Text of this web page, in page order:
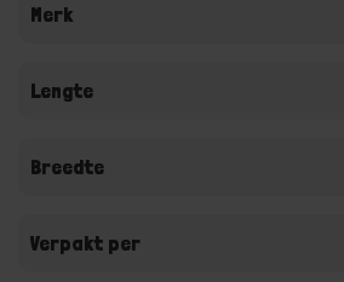
Merk
Lengte
Breedte
Verpakt per